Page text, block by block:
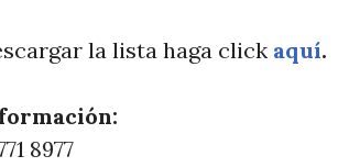
la lista haga click aquí.
8977